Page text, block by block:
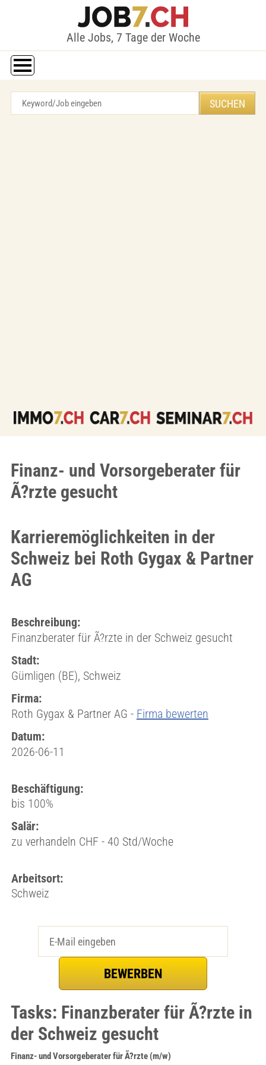
Alle Jobs, 7 Tage der Woche
Finanz- und Vorsorgeberater für
Ã?rzte gesucht
Karrieremöglichkeiten in der
Schweiz bei Roth Gygax & Partner
AG
Beschreibung:
Finanzberater für Ã?rzte in der Schweiz gesucht
Stadt:
Gümligen (BE), Schweiz
Firma:
Roth Gygax & Partner AG - Firma bewerten
Datum:
2026-06-11
Beschäftigung:
bis 100%
Salär:
zu verhandeln CHF - 40 Std/Woche
Arbeitsort:
Schweiz
Tasks: Finanzberater für Ã?rzte in
der Schweiz gesucht
Finanz- und Vorsorgeberater für Ã?rzte (m/w)